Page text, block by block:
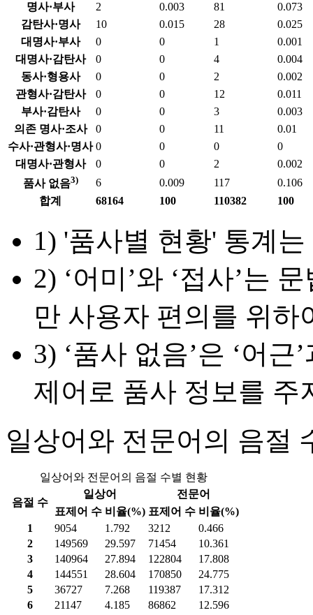
명사·부사
2 0.003 81
0.073
감탄사·명사
10 0.015 28
0.025
대명사·부사
0 0 1
0.001
대명사·감탄사
0 0 4
0.004
동사·형용사
0 0 2
0.002
관형사·감탄사
0 0 12
0.011
부사·감탄사
0 0 3
0.003
의존 명사·조사
0 0 11
0.01
수사·관형사·명사 0 0 0
0
대명사·관형사
0 0 2
0.002
품사 없음3) 6 0.009 117
0.106
합계
68164 100 110382 100
1) '품사별 현황' 통계
2) ‘어미’와 ‘접사’는
만 사용자 편의를 위
3) ‘품사 없음’은 ‘어
제어로 품사 정보를 주
일상어와 전문어의 음절
일상어와 전문어의 음절 수별 현황
음절 수
일상어
전문어
표제어 수 비율(%) 표제어 수 비율(%)
1
9054 1.792 3212
0.466
2
149569 29.597 71454
10.361
3
140964 27.894 122804
17.808
4
144551 28.604 170850
24.775
5
36727 7.268 119387
17.312
6
21147 4.185 86862
12.596